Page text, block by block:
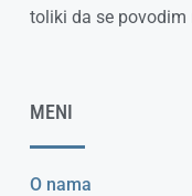
toliki da se povodim
MENI
O nama